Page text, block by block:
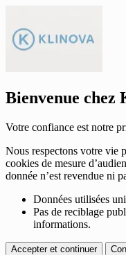
Bienvenue chez
Votre confiance est notre
Nous respectons votre vie
cookies de mesure
donnée n’est revendue ni
Données utilisées
Pas de reciblage
informations.
Accepter et continuer